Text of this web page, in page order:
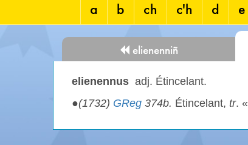
a b ch c'h d e
elienenniñ
elienennus adj. Étincelant.
●(1732) GReg 374b. Étincelant, tr. «